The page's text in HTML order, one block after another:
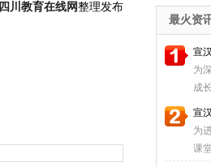
四川教育在线网整理发布
朗诵
最火资
宣
为
成
业
宣
为
课